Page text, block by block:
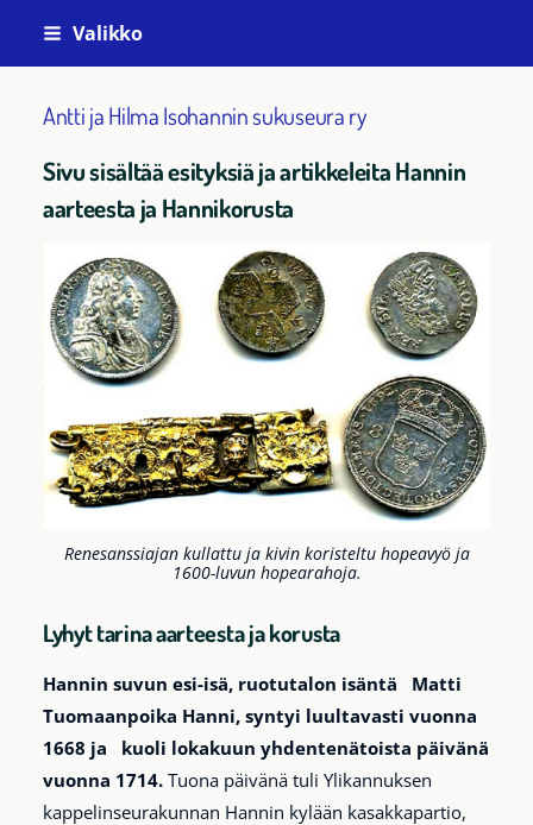
Siirry
Valikko
Antti ja Hilma Isohannin sukuseura ry
Sivu sisältää esityksiä ja artikkeleita Hannin
aarteesta ja Hannikorusta
Renesanssiajan kullattu ja kivin koristeltu hopeavyö ja
1600-luvun hopearahoja.
Lyhyt tarina aarteesta ja korusta
Hannin suvun esi-isä, ruotutalon isäntä Matti
Tuomaanpoika Hanni, syntyi luultavasti vuonna
1668 ja kuoli lokakuun yhdentenätoista päivänä
vuonna 1714.Tuona päivänä tuli Ylikannuksen
kappelinseurakunnan Hannin kylään kasakkapartio,